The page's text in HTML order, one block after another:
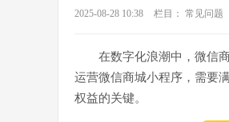
2025-08-28 10:38 栏目： 常见问题
在数字化浪潮中，微信
运营微信商城小程序，需要
权益的关键。